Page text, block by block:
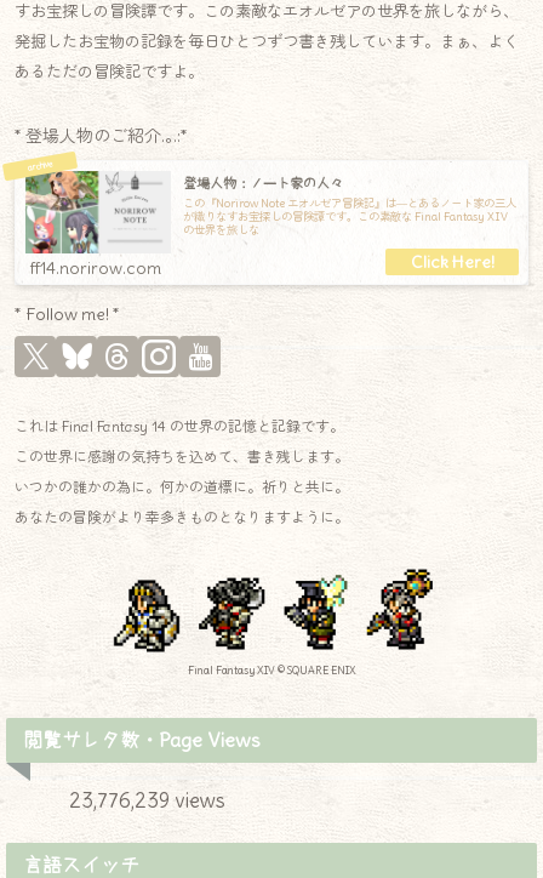
すお宝探しの冒険譚です。この素敵なエオルゼアの世界を旅しながら、
発掘したお宝物の記録を毎日ひとつずつ書き残しています。まぁ、よく
あるただの冒険記ですよ。
* 登場人物のご紹介.｡.:*
登場人物：ノート家の人々
この『Norirow Note エオルゼア冒険記』は―とあるノート家の三人
が織りなすお宝探しの冒険譚です。この素敵な Final Fantasy XIV
の世界を旅しな
ff14.norirow.com
* Follow me! *
これは Final Fantasy 14 の世界の記憶と記録です。
この世界に感謝の気持ちを込めて、書き残します。
いつかの誰かの為に。何かの道標に。祈りと共に。
あなたの冒険がより幸多きものとなりますように。
Final Fantasy XIV © SQUARE ENIX
閲覧サレタ数・Page Views
23,776,239 views
言語スイッチ